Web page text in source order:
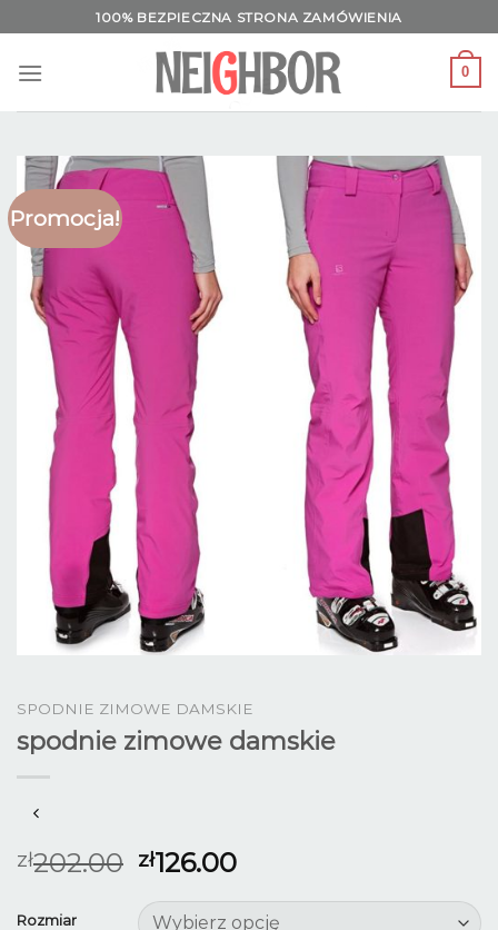
to
content
100% BEZPIECZNA STRONA ZAMÓWIENIA
0
Promocja!
SPODNIE ZIMOWE DAMSKIE
spodnie zimowe damskie
zł202.00 zł126.00
Rozmiar